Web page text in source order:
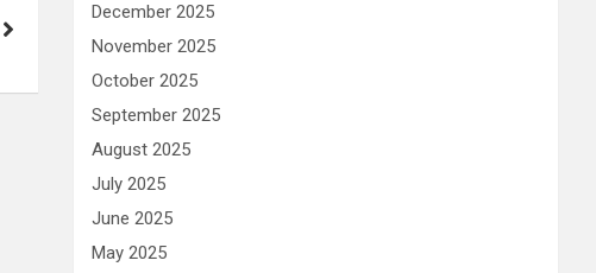
December 2025
November 2025
October 2025
September 2025
August 2025
July 2025
June 2025
May 2025